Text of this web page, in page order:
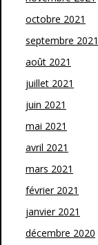
octobre 2021
septembre 2021
août 2021
juillet 2021
juin 2021
mai 2021
avril 2021
mars 2021
février 2021
janvier 2021
décembre 2020